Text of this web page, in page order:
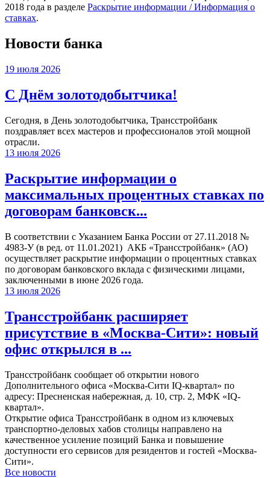
2018 года в разделе Раскрытие информации / Информация о
ставках.
Новости банка
19 июля 2026
С Днём золотодобытчика!
Сегодня, в День золотодобытчика, Трансстройбанк
поздравляет всех мастеров и профессионалов этой мощной
отрасли.
13 июля 2026
Раскрытие информации о
максимальных процентных ставках по
договорам банковск...
В соответствии с Указанием Банка России от 27.11.2018 №
4983-У (в ред. от 11.01.2021) АКБ «Трансстройбанк» (АО)
осуществляет раскрытие информации о процентных ставках
по договорам банковского вклада с физическими лицами,
заключенными в июне 2026 года.
13 июля 2026
Трансстройбанк расширяет
присутствие в «Москва-Сити»: новый
офис открылся в ...
Трансстройбанк сообщает об открытии нового
Дополнительного офиса «Москва-Сити IQ-квартал» по
адресу: Пресненская набережная, д. 10, стр. 2, МФК «IQ-
квартал».
Открытие офиса Трансстройбанк в одном из ключевых
транспортно-деловых хабов столицы направлено на
качественное усиление позиций Банка и повышение
доступности его сервисов для резидентов и гостей «Москва-
Сити».
Все новости